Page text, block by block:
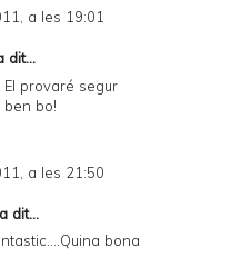
a les 19:01
dit...
El provaré segur
ben bo!
a les 21:50
dit...
bona